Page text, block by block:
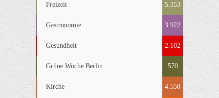
Freizeit 5.353
Gastronomie 3.922
Gesundheit 2.102
Grüne Woche Berlin 570
Kirche 4.550